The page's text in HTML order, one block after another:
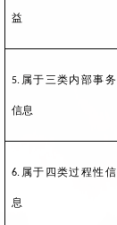
益
5. 属于三类内部事务
信息
6. 属于四类过程性信
息